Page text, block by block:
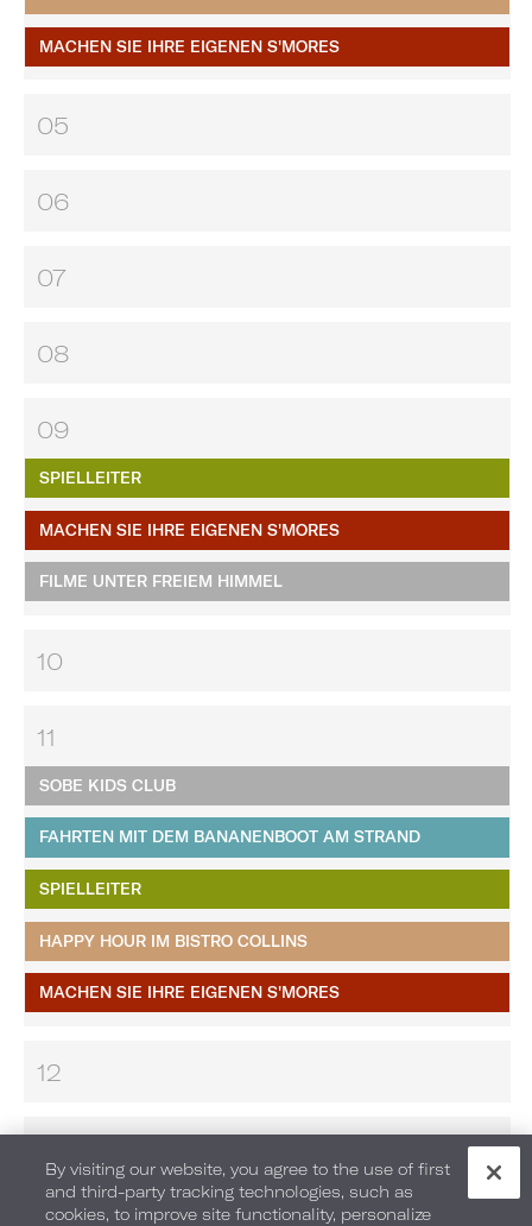
MACHEN SIE IHRE EIGENEN S'MORES​​​​​​​
05
06
07
08
09
SPIELLEITER
MACHEN SIE IHRE EIGENEN S'MORES​​​​​​​
FILME UNTER FREIEM HIMMEL
10
11
SOBE KIDS CLUB
FAHRTEN MIT DEM BANANENBOOT AM STRAND
SPIELLEITER
HAPPY HOUR IM BISTRO COLLINS
MACHEN SIE IHRE EIGENEN S'MORES​​​​​​​
12
By visiting our website, you agree to the use of first
and third-party tracking technologies, such as
cookies, to improve site functionality, personalize